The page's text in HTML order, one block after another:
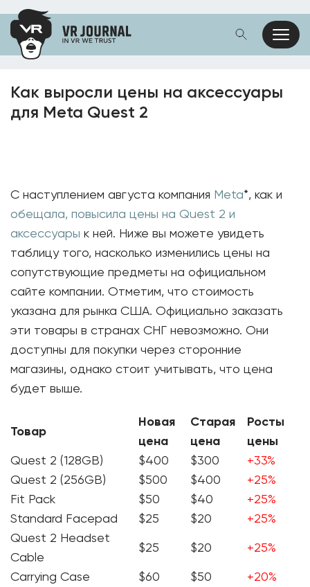
Как выросли цены на аксессуары
для Meta Quest 2
С наступлением августа компания Meta*, как и
обещала, повысила цены на Quest 2 и
аксессуары к ней. Ниже вы можете увидеть
таблицу того, насколько изменились цены на
сопутствующие предметы на официальном
сайте компании. Отметим, что стоимость
указана для рынка США. Официально заказать
эти товары в странах СНГ невозможно. Они
доступны для покупки через сторонние
магазины, однако стоит учитывать, что цена
будет выше.
Товар
Новая
цена
Старая
цена
Росты
цены
Quest 2 (128GB)
$400 $300
+33%
Quest 2 (256GB)
$500 $400
+25%
Fit Pack
$50 $40
+25%
Standard Facepad
$25 $20
+25%
Quest 2 Headset
Cable
$25 $20 +25%
Carrying Case $60 $50
+20%